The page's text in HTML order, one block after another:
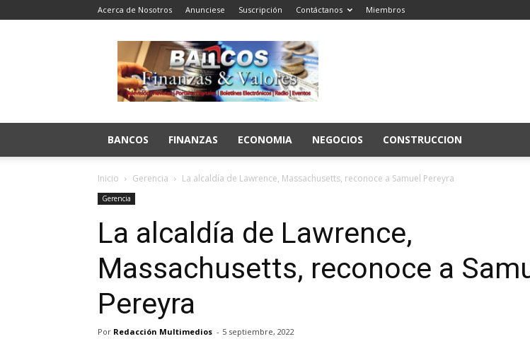
Acerca de Nosotros Anunciese Suscripción Contáctanos Miembros
Bancos
Finanzas
y
Valores
BANCOS FINANZAS ECONOMIA NEGOCIOS CONSTRUCCION
Inicio Gerencia La alcaldía de Lawrence, Massachusetts, reconoce a Samuel Pereyra
Gerencia
La alcaldía de Lawrence,
Massachusetts, reconoce a
Pereyra
Por Redacción Multimedios - 5 septiembre, 2022